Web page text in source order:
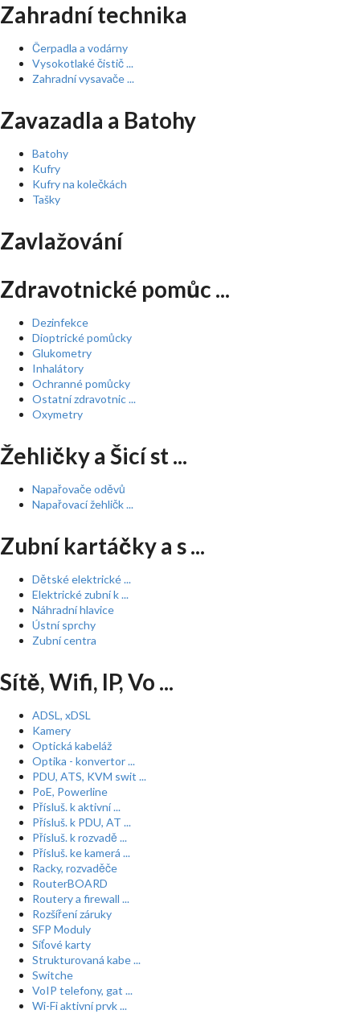
Zahradní technika
Čerpadla a vodárny
Vysokotlaké čistič ...
Zahradní vysavače ...
Zavazadla a Batohy
Batohy
Kufry
Kufry na kolečkách
Tašky
Zavlažování
Zdravotnické pomůc ...
Dezinfekce
Dioptrické pomůcky
Glukometry
Inhalátory
Ochranné pomůcky
Ostatní zdravotnic ...
Oxymetry
Žehličky a Šicí st ...
Napařovače oděvů
Napařovací žehličk ...
Zubní kartáčky a s ...
Dětské elektrické ...
Elektrické zubní k ...
Náhradní hlavice
Ústní sprchy
Zubní centra
Sítě, Wifi, IP, Vo ...
ADSL, xDSL
Kamery
Optická kabeláž
Optika - konvertor ...
PDU, ATS, KVM swit ...
PoE, Powerline
Přísluš. k aktivní ...
Přísluš. k PDU, AT ...
Přísluš. k rozvadě ...
Přísluš. ke kamerá ...
Racky, rozvaděče
RouterBOARD
Routery a firewall ...
Rozšíření záruky
SFP Moduly
Síťové karty
Strukturovaná kabe ...
Switche
VoIP telefony, gat ...
Wi-Fi aktivní prvk ...